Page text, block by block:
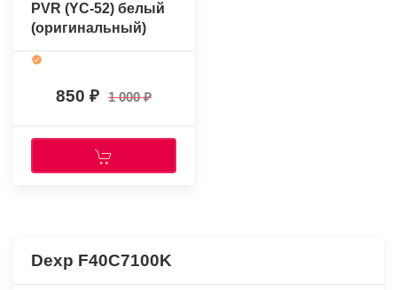
PVR (YC-52) белый
(оригинальный)
850 1 000
Dexp F40C7100K